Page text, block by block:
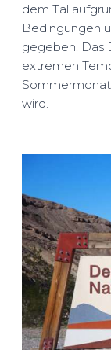
dem Tal
Bedingungen
gegeben. Das
extremen
wird.